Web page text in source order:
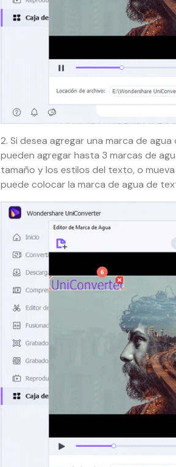
2. Si desea agregar una marca de
pueden agregar hasta 3 marcas de
tamaño y los estilos del texto, o
puede colocar la marca de agua de